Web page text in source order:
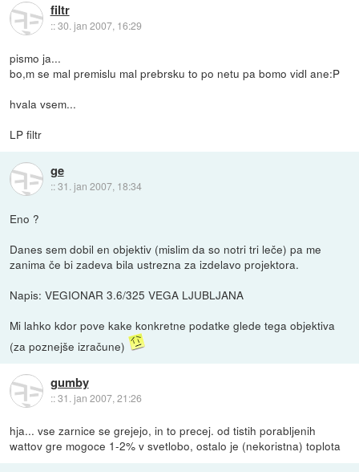
filtr
::30. jan 2007, 16:29
pismo ja...
bo,m se mal premislu mal prebrsku to po netu pa bomo vidl ane:P
hvala vsem...
LP filtr
ge
::31. jan 2007, 18:34
Eno ?
Danes sem dobil en objektiv (mislim da so notri tri leče) pa me
zanima če bi zadeva bila ustrezna za izdelavo projektora.
Napis: VEGIONAR 3.6/325 VEGA LJUBLJANA
Mi lahko kdor pove kake konkretne podatke glede tega objektiva
(za poznejše izračune)
gumby
::31. jan 2007, 21:26
hja... vse zarnice se grejejo, in to precej. od tistih porabljenih
wattov gre mogoce 1-2% v svetlobo, ostalo je (nekoristna) toplota